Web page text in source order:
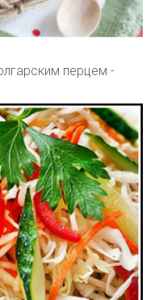
перцем -